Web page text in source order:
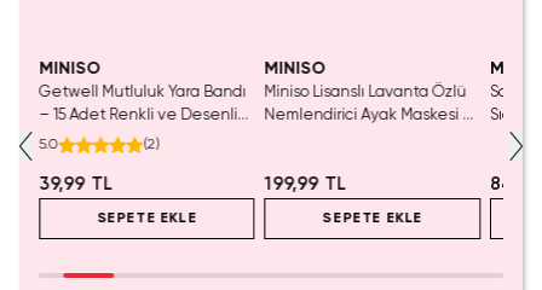
MINISO
Getwell Mutluluk Yara Bandı
– 15 Adet Renkli ve Desenli
Tasarım
5.0 (2)
39,99 TL
SEPETE EKLE
MINISO
Miniso Lisanslı Lavanta Özlü
Nemlendirici Ayak Maskesi –
199,99 TL
SEPETE EKLE
Sanrio
Sıcak